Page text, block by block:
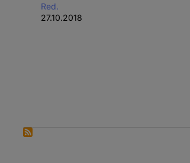
Red.
27.10.2018